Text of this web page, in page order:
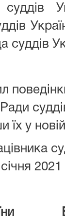
суддів
у
2021